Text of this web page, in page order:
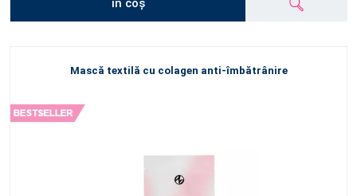
în coș
Mască textilă cu colagen anti-îmbătrânire